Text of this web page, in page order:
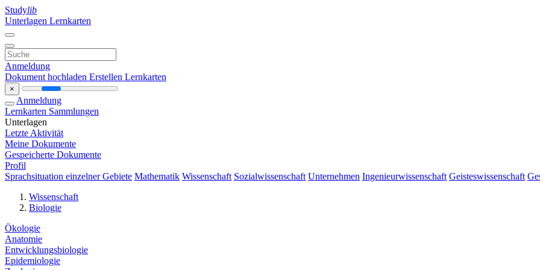
Studylib
Unterlagen Lernkarten
Anmeldung
Dokument hochladen Erstellen Lernkarten
×
Anmeldung
Lernkarten Sammlungen
Unterlagen
Letzte Aktivität
Meine Dokumente
Gespeicherte Dokumente
Profil
Sprachsituation einzelner Gebiete Mathematik Wissenschaft Sozialwissenschaft Unternehmen Ingenieurwissenschaft Geisteswissenschaft
Wissenschaft
Biologie
Ökologie
Anatomie
Entwicklungsbiologie
Epidemiologie